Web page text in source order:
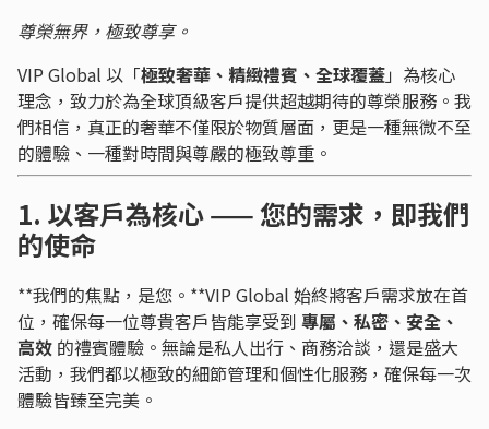
尊榮無界，極致尊享。
VIP Global 以「極致奢華、精緻禮賓、全球覆蓋」為核心
理念，致力於為全球頂級客戶提供超越期待的尊榮服務。我
們相信，真正的奢華不僅限於物質層面，更是一種無微不至
的體驗、一種對時間與尊嚴的極致尊重。
1. 以客戶為核心 —— 您的需求，即我們
的使命
**我們的焦點，是您。**VIP Global 始終將客戶需求放在首
位，確保每一位尊貴客戶皆能享受到 專屬、私密、安全、
高效 的禮賓體驗。無論是私人出行、商務洽談，還是盛大
活動，我們都以極致的細節管理和個性化服務，確保每一次
體驗皆臻至完美。